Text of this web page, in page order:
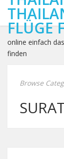
FLÜGE
online einfach
finden
Browse